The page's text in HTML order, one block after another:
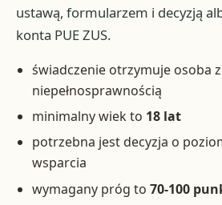
ustawą, formularzem i decyzją
konta PUE ZUS.
świadczenie otrzymuje osoba z
niepełnosprawnością
minimalny wiek to 18 lat
potrzebna jest decyzja o
wsparcia
wymagany próg to 70-100